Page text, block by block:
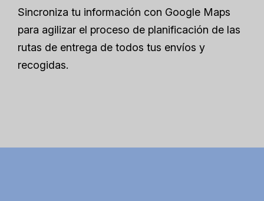
Sincroniza tu información con Google Maps
para agilizar el proceso de planificación de las
rutas de entrega de todos tus envíos y
recogidas.